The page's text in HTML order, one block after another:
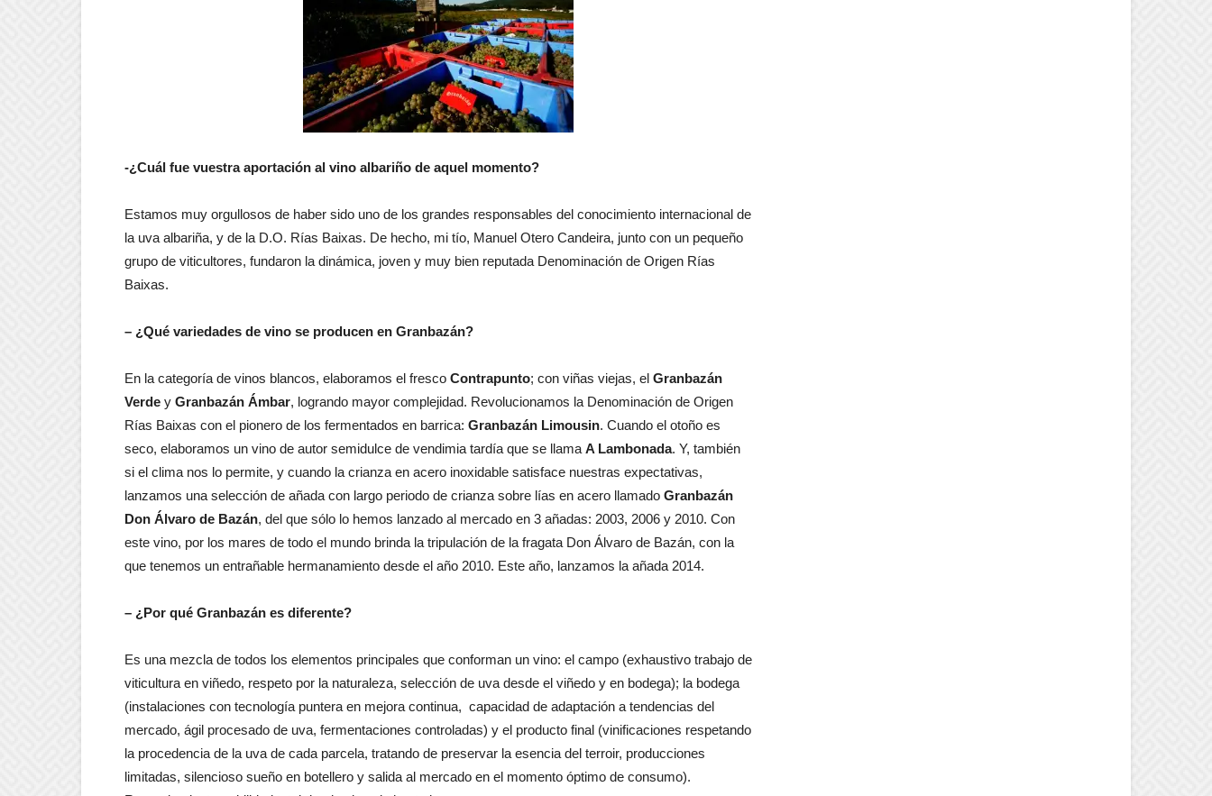
-¿Cuál fue vuestra aportación al vino albariño de aquel momento?
Estamos muy orgullosos de haber sido uno de los grandes responsables del conocimiento internacional de
la uva albariña, y de la D.O. Rías Baixas. De hecho, mi tío, Manuel Otero Candeira, junto con un pequeño
grupo de viticultores, fundaron la dinámica, joven y muy bien reputada Denominación de Origen Rías
Baixas.
– ¿Qué variedades de vino se producen en Granbazán?
En la categoría de vinos blancos, elaboramos el fresco Contrapunto; con viñas viejas, el Granbazán
Verde y Granbazán Ámbar, logrando mayor complejidad. Revolucionamos la Denominación de Origen
Rías Baixas con el pionero de los fermentados en barrica: Granbazán Limousin. Cuando el otoño es
seco, elaboramos un vino de autor semidulce de vendimia tardía que se llama A Lambonada. Y, también
si el clima nos lo permite, y cuando la crianza en acero inoxidable satisface nuestras expectativas,
lanzamos una selección de añada con largo periodo de crianza sobre lías en acero llamado Granbazán
Don Álvaro de Bazán, del que sólo lo hemos lanzado al mercado en 3 añadas: 2003, 2006 y 2010. Con
este vino, por los mares de todo el mundo brinda la tripulación de la fragata Don Álvaro de Bazán, con la
que tenemos un entrañable hermanamiento desde el año 2010. Este año, lanzamos la añada 2014.
– ¿Por qué Granbazán es diferente?
Es una mezcla de todos los elementos principales que conforman un vino: el campo (exhaustivo trabajo de
viticultura en viñedo, respeto por la naturaleza, selección de uva desde el viñedo y en bodega); la bodega
(instalaciones con tecnología puntera en mejora continua, capacidad de adaptación a tendencias del
mercado, ágil procesado de uva, fermentaciones controladas) y el producto final (vinificaciones respetando
la procedencia de la uva de cada parcela, tratando de preservar la esencia del terroir, producciones
limitadas, silencioso sueño en botellero y salida al mercado en el momento óptimo de consumo).